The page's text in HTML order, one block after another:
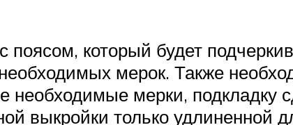
который будет
мерок. Также
необходимые мерки, подкладку
выкройки только удлиненной